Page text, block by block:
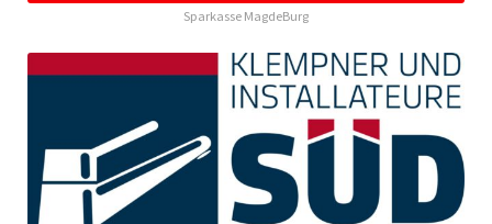
Sparkasse MagdeBurg